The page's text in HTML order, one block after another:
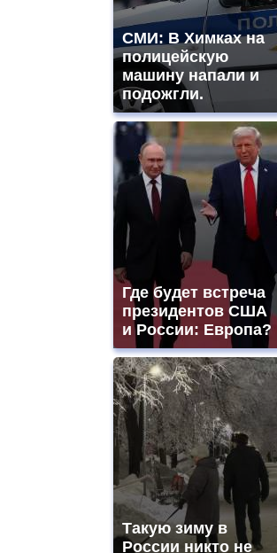
СМИ: В Химках на
полицейскую
машину напали и
подожгли.
Где будет встреча
президентов США
и России: Европа?
Такую зиму в
России никто не